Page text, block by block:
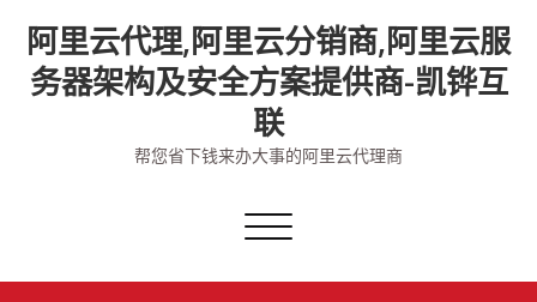
content
阿里云代理,阿里云分销商,阿里云服
务器架构及安全方案提供商-凯铧互
联
帮您省下钱来办大事的阿里云代理商
切
导